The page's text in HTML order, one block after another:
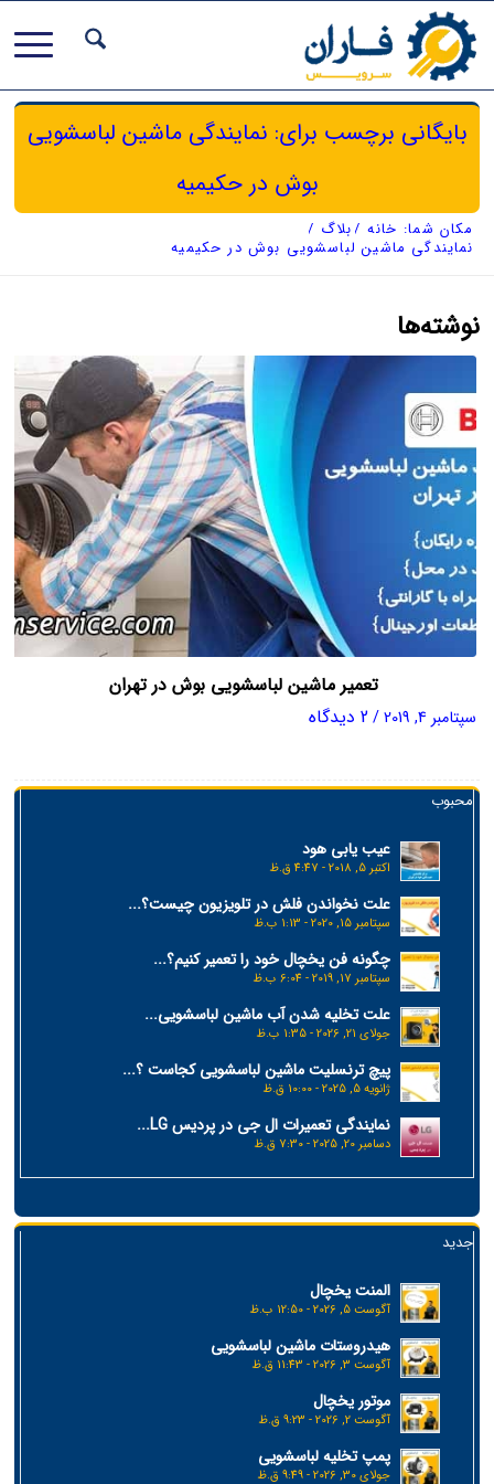
بایگانی برچسب برای: نمایندگی ماشین لباسشویی
بوش در حکیمیه
مکان شما: خانه /بلاگ /
نمایندگی ماشین لباسشویی بوش در حکیمیه
نوشته‌ها
تعمیر ماشین لباسشویی بوش در تهران
سپتامبر 4, 2019 /2 دیدگاه
محبوب
عیب یابی هود
اکتبر 5, 2018 - 4:47 ق.ظ
علت نخواندن فلش در تلویزیون چیست؟...
سپتامبر 15, 2020 - 1:13 ب.ظ
چگونه فن یخچال خود را تعمیر کنیم؟...
سپتامبر 17, 2019 - 6:04 ب.ظ
علت تخلیه شدن آب ماشین لباسشویی...
جولای 21, 2026 - 1:35 ب.ظ
پیچ ترنسلیت ماشین لباسشویی کجاست ؟...
ژانویه 5, 2025 - 10:00 ق.ظ
نمایندگی تعمیرات ال جی در پردیس LG...
دسامبر 20, 2025 - 7:30 ق.ظ
جدید
المنت یخچال
آگوست 5, 2026 - 12:50 ب.ظ
هیدروستات ماشین لباسشویی
آگوست 3, 2026 - 11:43 ق.ظ
موتور یخچال
آگوست 2, 2026 - 9:23 ق.ظ
پمپ تخلیه لباسشویی
جولای 30, 2026 - 9:49 ق.ظ